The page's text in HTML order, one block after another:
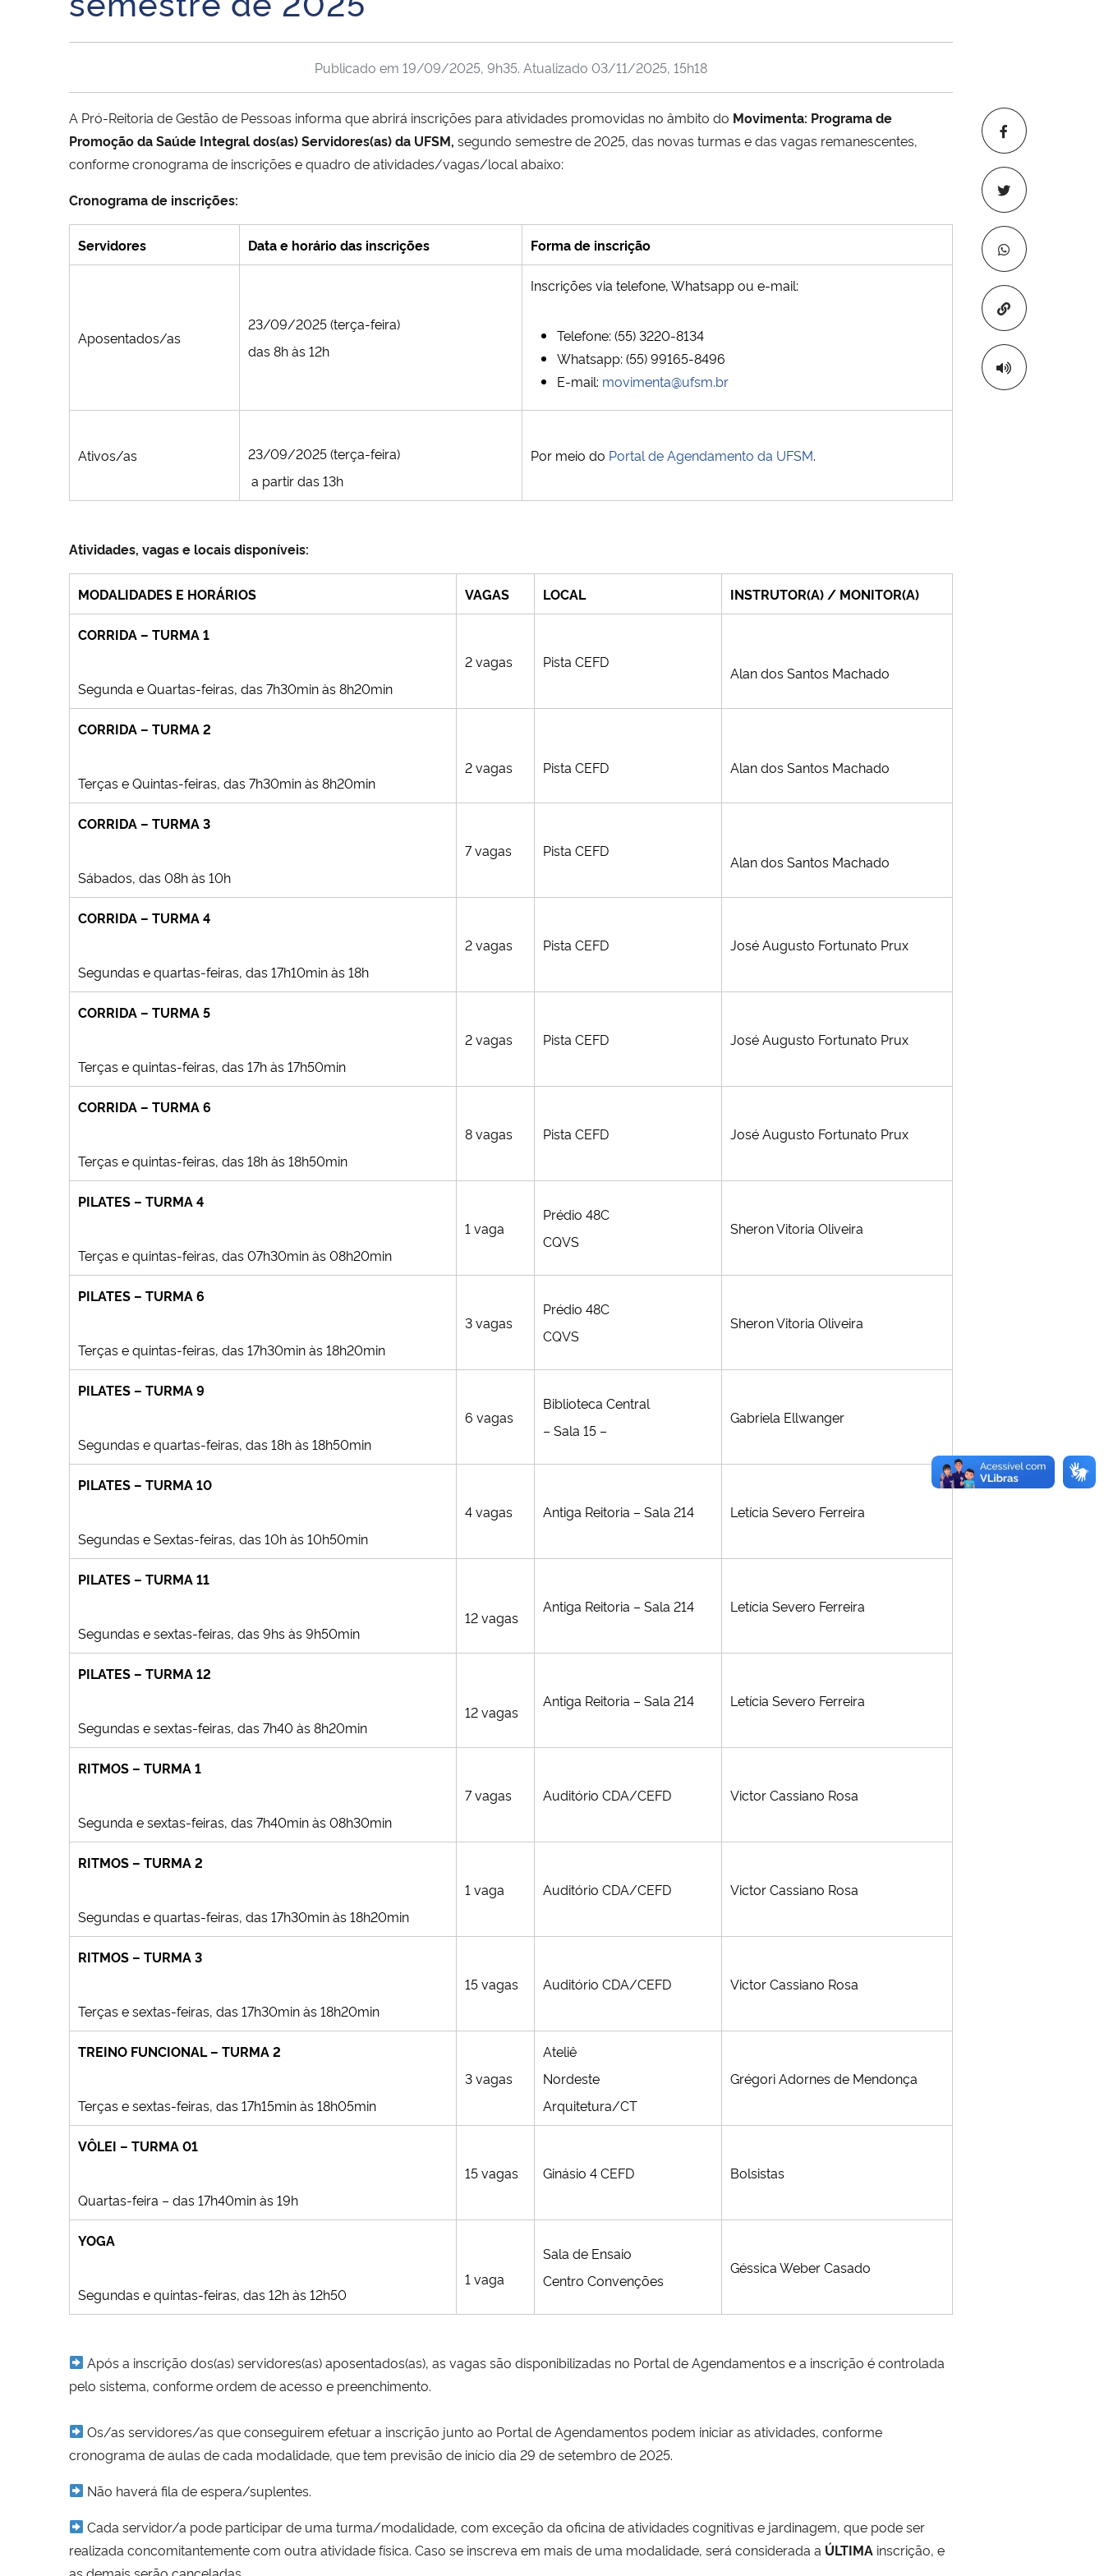
Copiar para
Publicado em 19/09/2025, 9h35. Atualizado 03/11/2025, 15h18
A Pró-Reitoria de Gestão de Pessoas informa que abrirá inscrições para atividades promovidas no âmbito do Movimenta: Programa de
Promoção da Saúde Integral dos(as) Servidores(as) da UFSM, segundo semestre de 2025, das novas turmas e das vagas remanescentes,
conforme cronograma de inscrições e quadro de atividades/vagas/local abaixo:
Cronograma de inscrições:
Servidores Data e horário das inscrições Forma de inscrição
Aposentados/as
23/09/2025 (terça-feira)
das 8h às 12h
Inscrições via telefone, Whatsapp ou e-mail:
Telefone: (55) 3220-8134
Whatsapp: (55) 99165-8496
E-mail: movimenta@ufsm.br
Ativos/as
23/09/2025 (terça-feira)
a partir das 13h
Por meio do Portal de Agendamento da UFSM.
Atividades, vagas e locais disponíveis:
MODALIDADES E HORÁRIOS VAGAS LOCAL INSTRUTOR(A) / MONITOR(A)
CORRIDA – TURMA 1
Segunda e Quartas-feiras, das 7h30min às 8h20min
2 vagas Pista CEFD
Alan dos Santos Machado
CORRIDA – TURMA 2
Terças e Quintas-feiras, das 7h30min às 8h20min
2 vagas Pista CEFD Alan dos Santos Machado
CORRIDA – TURMA 3
Sábados, das 08h às 10h
7 vagas Pista CEFD
Alan dos Santos Machado
CORRIDA – TURMA 4
Segundas e quartas-feiras, das 17h10min às 18h
2 vagas Pista CEFD José Augusto Fortunato Prux
CORRIDA – TURMA 5
Terças e quintas-feiras, das 17h às 17h50min
2 vagas Pista CEFD José Augusto Fortunato Prux
CORRIDA – TURMA 6
Terças e quintas-feiras, das 18h às 18h50min
8 vagas Pista CEFD José Augusto Fortunato Prux
PILATES – TURMA 4
Terças e quintas-feiras, das 07h30min às 08h20min
1 vaga
Prédio 48C
CQVS
Sheron Vitoria Oliveira
PILATES – TURMA 6
Terças e quintas-feiras, das 17h30min às 18h20min
3 vagas
Prédio 48C
CQVS
Sheron Vitoria Oliveira
PILATES – TURMA 9
Segundas e quartas-feiras, das 18h às 18h50min
6 vagas
Biblioteca Central
– Sala 15 –
Gabriela Ellwanger
PILATES – TURMA 10
Segundas e Sextas-feiras, das 10h às 10h50min
4 vagas Antiga Reitoria – Sala 214 Letícia Severo Ferreira
PILATES – TURMA 11
Segundas e sextas-feiras, das 9hs às 9h50min
12 vagas
Antiga Reitoria – Sala 214 Letícia Severo Ferreira
PILATES – TURMA 12
Segundas e sextas-feiras, das 7h40 às 8h20min
12 vagas
Antiga Reitoria – Sala 214 Letícia Severo Ferreira
RITMOS – TURMA 1
Segunda e sextas-feiras, das 7h40min às 08h30min
7 vagas Auditório CDA/CEFD Victor Cassiano Rosa
RITMOS – TURMA 2
Segundas e quartas-feiras, das 17h30min às 18h20min
1 vaga Auditório CDA/CEFD Victor Cassiano Rosa
RITMOS – TURMA 3
Terças e sextas-feiras, das 17h30min às 18h20min
15 vagas Auditório CDA/CEFD Victor Cassiano Rosa
TREINO FUNCIONAL – TURMA 2
Terças e sextas-feiras, das 17h15min às 18h05min
3 vagas
Ateliê
Nordeste
Arquitetura/CT
Grégori Adornes de Mendonça
VÔLEI – TURMA 01
Quartas-feira – das 17h40min às 19h
15 vagas Ginásio 4 CEFD Bolsistas
YOGA
Segundas e quintas-feiras, das 12h às 12h50
1 vaga
Sala de Ensaio
Centro Convenções
Géssica Weber Casado
Após a inscrição dos(as) servidores(as) aposentados(as), as vagas são disponibilizadas no Portal de Agendamentos e a inscrição é controlada
pelo sistema, conforme ordem de acesso e preenchimento.
Os/as servidores/as que conseguirem efetuar a inscrição junto ao Portal de Agendamentos podem iniciar as atividades, conforme
cronograma de aulas de cada modalidade, que tem previsão de início dia 29 de setembro de 2025.
Não haverá fila de espera/suplentes.
Cada servidor/a pode participar de uma turma/modalidade, com exceção da oficina de atividades cognitivas e jardinagem, que pode ser
realizada concomitantemente com outra atividade física. Caso se inscreva em mais de uma modalidade, será considerada a ÚLTIMA inscrição, e
as demais serão canceladas.